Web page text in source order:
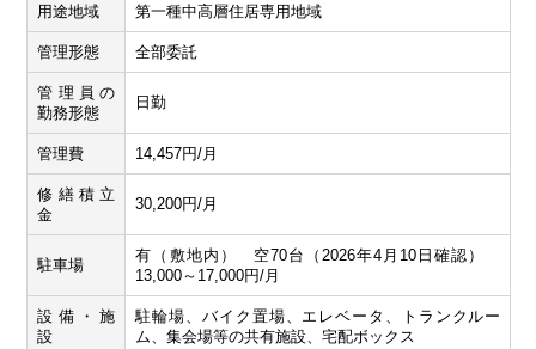
用途地域 第一種中高層住居専用地域
管理形態 全部委託
管理員の
勤務形態
日勤
管理費 14,457円/月
修繕積立
金
30,200円/月
駐車場
有（敷地内） 空70台（2026年4月10日確認）
13,000～17,000円/月
設備・施
設
駐輪場、バイク置場、エレベータ、トランクルー
ム、集会場等の共有施設、宅配ボックス